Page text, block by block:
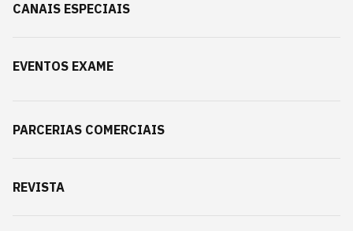
CANAIS ESPECIAIS
EVENTOS EXAME
PARCERIAS COMERCIAIS
REVISTA